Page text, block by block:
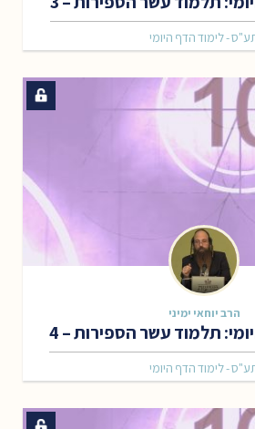
- לימוד הדף היומי
הרב יוחאי ימיני
תלמוד עשר הספירות – 4
- לימוד הדף היומי